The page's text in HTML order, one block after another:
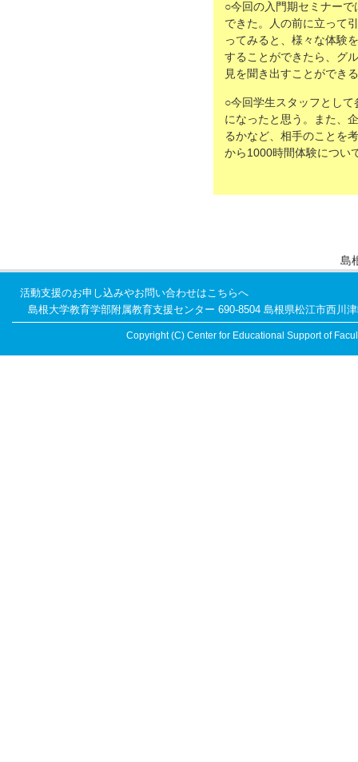
○今回の入門期セミナー
できた。人の前に立って
ってみると、様々な体験
することができたら、グ
見を聞き出すことができ
○今回学生スタッフとし
になったと思う。また、
るかなど、相手のことを
から1000時間体験につい
島
活動支援のお申し込みやお問い合わせはこちらへ
島根大学教育学部附属教育支援センター 690-8504 島根県松江市
Copyright (C) Center for Educational Support of